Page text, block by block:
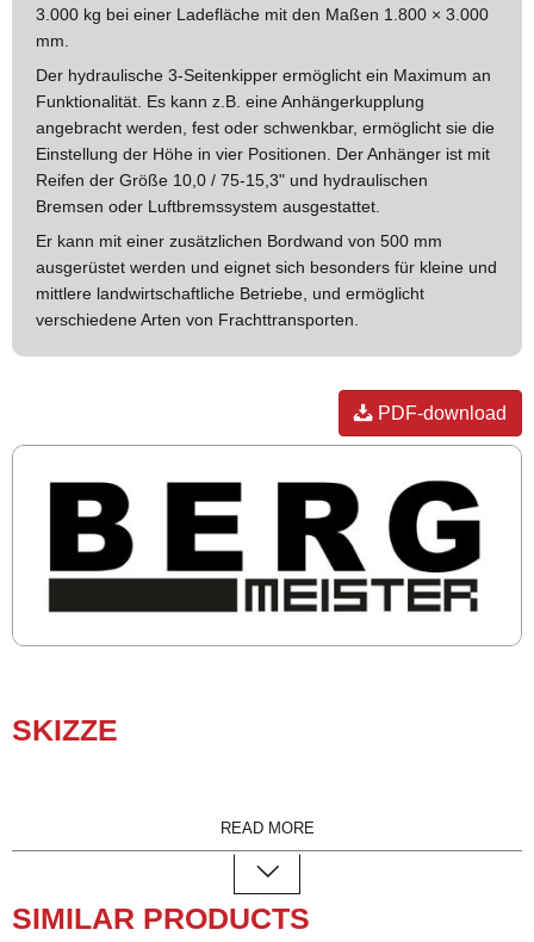
3.000 kg bei einer Ladefläche mit den Maßen 1.800 × 3.000
mm.
Der hydraulische 3-Seitenkipper ermöglicht ein Maximum an
Funktionalität. Es kann z.B. eine Anhängerkupplung
angebracht werden, fest oder schwenkbar, ermöglicht sie die
Einstellung der Höhe in vier Positionen. Der Anhänger ist mit
Reifen der Größe 10,0 / 75-15,3" und hydraulischen
Bremsen oder Luftbremssystem ausgestattet.
Er kann mit einer zusätzlichen Bordwand von 500 mm
ausgerüstet werden und eignet sich besonders für kleine und
mittlere landwirtschaftliche Betriebe, und ermöglicht
verschiedene Arten von Frachttransporten.
PDF-download
SKIZZE
READ MORE
SIMILAR PRODUCTS